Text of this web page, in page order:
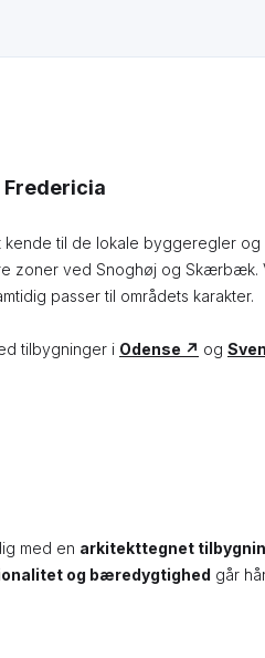
Fredericia
til de lokale byggeregler
zoner ved Snoghøj og Skærbæk.
passer til områdets karakter.
tilbygninger i Odense ↗ og
med en arkitekttegnet
og bæredygtighed går